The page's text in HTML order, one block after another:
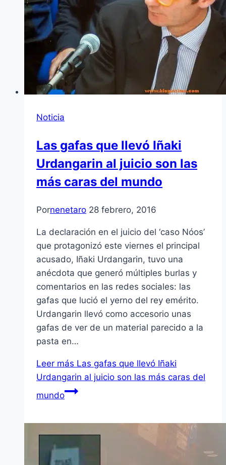
Noticia
Las gafas que llevó Iñaki
Urdangarin al juicio son las
más caras del mundo
Pornenetaro 28 febrero, 2016
La declaración en el juicio del ‘caso Nóos’
que protagonizó este viernes el principal
acusado, Iñaki Urdangarin, tuvo una
anécdota que generó múltiples burlas y
comentarios en las redes sociales: las
gafas que lució el yerno del rey emérito.
Urdangarin llevó como accesorio unas
gafas de ver de un material parecido a la
pasta en…
Leer más Las gafas que llevó Iñaki
Urdangarin al juicio son las más caras del
mundo